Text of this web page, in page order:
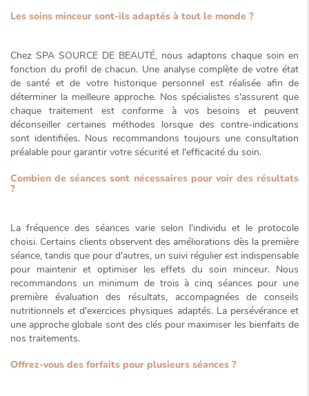
Les soins minceur sont-ils adaptés à tout le monde ?
Chez SPA SOURCE DE BEAUTÉ, nous adaptons chaque soin en
fonction du profil de chacun. Une analyse complète de votre état
de santé et de votre historique personnel est réalisée afin de
déterminer la meilleure approche. Nos spécialistes s'assurent que
chaque traitement est conforme à vos besoins et peuvent
déconseiller certaines méthodes lorsque des contre-indications
sont identifiées. Nous recommandons toujours une consultation
préalable pour garantir votre sécurité et l'efficacité du soin.
Combien de séances sont nécessaires pour voir des résultats
?
La fréquence des séances varie selon l'individu et le protocole
choisi. Certains clients observent des améliorations dès la première
séance, tandis que pour d'autres, un suivi régulier est indispensable
pour maintenir et optimiser les effets du soin minceur. Nous
recommandons un minimum de trois à cinq séances pour une
première évaluation des résultats, accompagnées de conseils
nutritionnels et d'exercices physiques adaptés. La persévéranceet
une approche globale sont des clés pour maximiser les bienfaits de
nos traitements.
Offrez-vous des forfaits pour plusieurs séances ?